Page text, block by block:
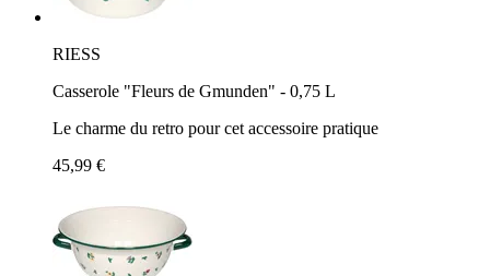
RIESS
Casserole "Fleurs de Gmunden" - 0,75 L
Le charme du retro pour cet accessoire pratique
45,99 €